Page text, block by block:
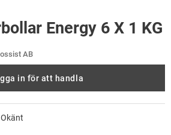
Energy 6 X 1 KG
AB
in för att handla
Okänt